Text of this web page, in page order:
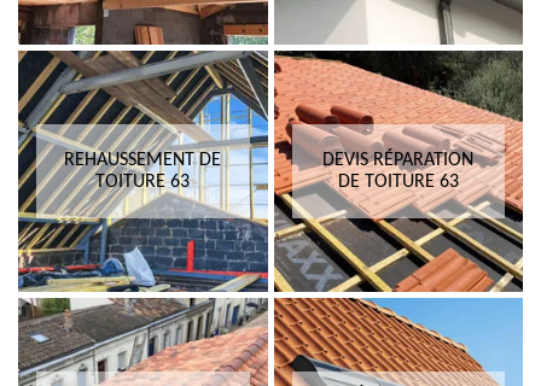
REHAUSSEMENT DE
TOITURE 63
DEVIS RÉPARATION
DE TOITURE 63